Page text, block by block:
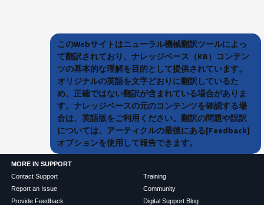
このWebサイトはニューラル機械翻訳ツールによっ
て翻訳されており、ナレッジベース（KB）コンテン
ツの基本的な理解を目的として提供されています。
オリジナルの英語を文字どおりに翻訳しているた
め、正確ではない翻訳が含まれている場合がありま
す。ナレッジベースの元のコンテンツを確認する場
合は、英語版をご利用ください。翻訳の問題や誤訳
については、アーティクルの最後にある[Feedback]
オプションを使用して報告できます。
MORE IN SUPPORT
Contact Support
Report an Issue
Provide Feedback
Training
Community
Digital Support Blog